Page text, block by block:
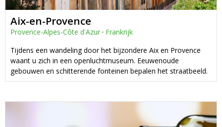
Aix-en-Provence
Provence-Alpes-Côte d'Azur · Frankrijk
Tijdens een wandeling door het bijzondere Aix en Provence
waant u zich in een openluchtmuseum. Eeuwenoude
gebouwen en schitterende fonteinen bepalen het straatbeeld.